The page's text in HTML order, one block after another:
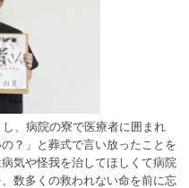
、病院の寮で医療者に囲まれ
？」と葬式で言い放ったことを
気や怪我を治してほしくて病院
数多くの救われない命を前に忘